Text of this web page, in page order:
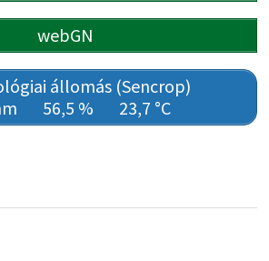
webGN
állomás (Sencrop)
56,5 % 23,7 °C